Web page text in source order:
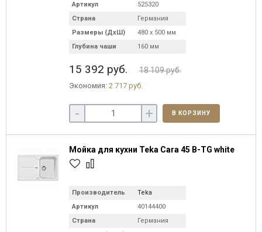
Артикул
525320
Страна
Германия
Размеры (ДхШ)
480 х 500 мм
Глубина чаши
160 мм
15 392 руб. 18 109 руб.
Экономия: 2 717 руб.
- + В КОРЗИНУ
Мойка для кухни Teka Cara 45 B-TG white
Производитель
Teka
Артикул
40144400
Страна
Германия